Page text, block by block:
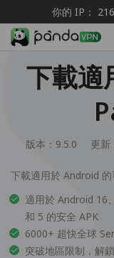
你的 IP：
下載
版本：9.5.0 更新
下載適用於 Android 的
適用於 Android 16
和 5 的安全 APK
6000+ 超快全球
突破地區限制，解